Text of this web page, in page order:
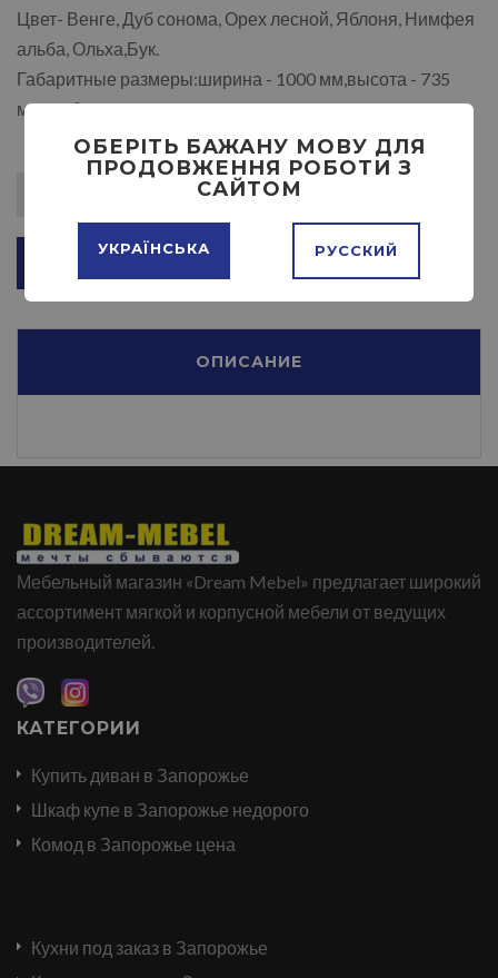
Цвет- Венге, Дуб сонома, Орех лесной, Яблоня, Нимфея
альба, Ольха,Бук.
Габаритные размеры:ширина - 1000 мм,высота - 735
мм,глубина - 545 мм.
ОПИСАНИЕ
Мебельный магазин «Dream Mebel» предлагает широкий
ассортимент мягкой и корпусной мебели от ведущих
производителей.
КАТЕГОРИИ
Купить диван в Запорожье
Шкаф купе в Запорожье недорого
Комод в Запорожье цена
Кухни под заказ в Запорожье
ОБЕРІТЬ БАЖАНУ МОВУ ДЛЯ
ПРОДОВЖЕННЯ РОБОТИ З
САЙТОМ
УКРАЇНСЬКА РУССКИЙ